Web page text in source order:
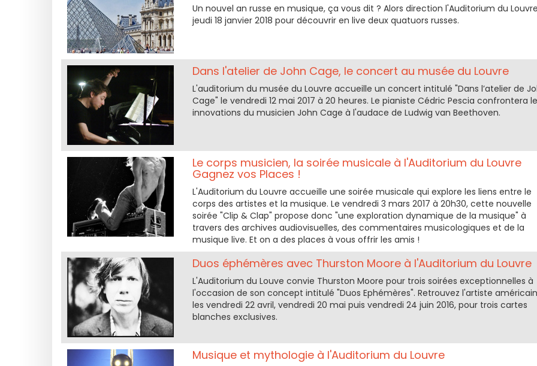
Un nouvel an russe en musique, ça vous dit ? Alors direction l'Auditorium du
jeudi 18 janvier 2018 pour découvrir en live deux quatuors russes.
Dans l'atelier de John Cage, le concert au musée du Louvre
L'auditorium du musée du Louvre accueille un concert intitulé "Dans l’atelier de
Cage" le vendredi 12 mai 2017 à 20 heures. Le pianiste Cédric Pescia confrontera
innovations du musicien John Cage à l'audace de Ludwig van Beethoven.
Le corps musicien, la soirée musicale à l'Auditorium du Louvre
Gagnez vos Places !
L'Auditorium du Louvre accueille une soirée musicale qui explore les liens entre le
corps des artistes et la musique. Le vendredi 3 mars 2017 à 20h30, cette nouvelle
soirée "Clip & Clap" propose donc "une exploration dynamique de la musique" à
travers des archives audiovisuelles, des commentaires musicologiques et de la
musique live. Et on a des places à vous offrir les amis !
Duos éphémères avec Thurston Moore à l'Auditorium du Louvre
L'Auditorium du Louve convie Thurston Moore pour trois soirées exceptionnelles à
l'occasion de son concept intitulé "Duos Ephémères". Retrouvez l'artiste américain
les vendredi 22 avril, vendredi 20 mai puis vendredi 24 juin 2016, pour trois cartes
blanches exclusives.
Musique et mythologie à l'Auditorium du Louvre